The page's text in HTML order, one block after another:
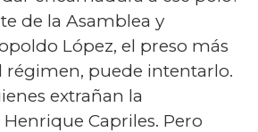
de la Asamblea y
López, el preso más
puede intentarlo.
extrañan la
Capriles. Pero